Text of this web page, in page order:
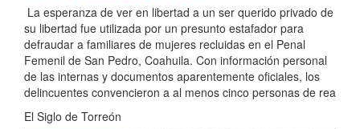
La esperanza de ver en libertad a un ser querido privado de
su libertad fue utilizada por un presunto estafador para
defraudar a familiares de mujeres recluidas en el Penal
Femenil de San Pedro, Coahuila. Con información personal
de las internas y documentos aparentemente oficiales, los
delincuentes convencieron a al menos cinco personas de rea
El Siglo de Torreón